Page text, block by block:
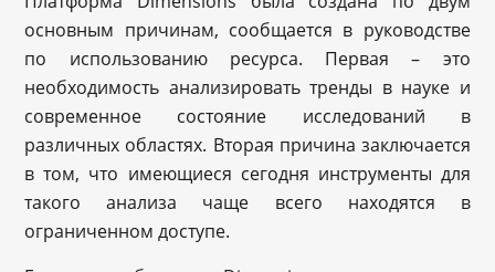
основным причинам, сообщается в руководстве
по использованию ресурса. Первая – это
необходимость анализировать тренды в науке и
современное состояние исследований в
различных областях. Вторая причина заключается
в том, что имеющиеся сегодня инструменты для
такого анализа чаще всего находятся в
ограниченном доступе.